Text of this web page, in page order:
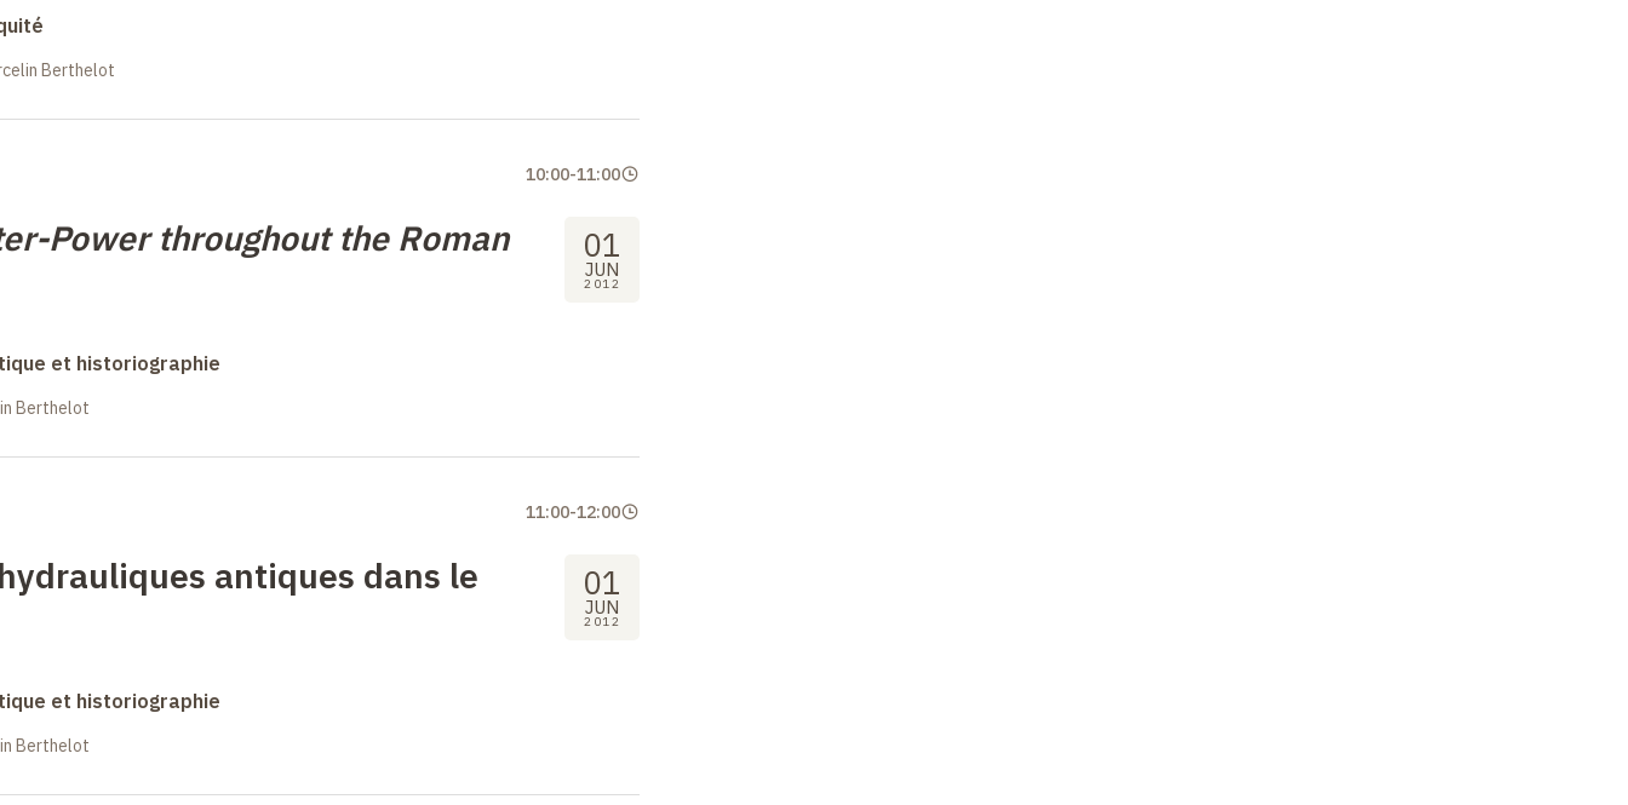
Berthelot
Power throughout the Roman 01
JUN
2012
10:00-11:00
et historiographie
Berthelot
antiques dans le 01
JUN
2012
11:00-12:00
et historiographie
Berthelot